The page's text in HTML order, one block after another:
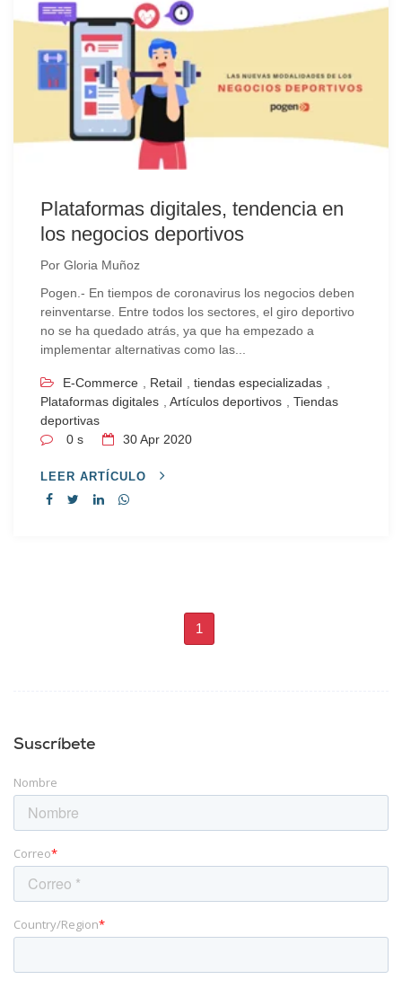
Plataformas digitales, tendencia en
los negocios deportivos
Por Gloria Muñoz
Pogen.- En tiempos de coronavirus los negocios deben
reinventarse. Entre todos los sectores, el giro deportivo
no se ha quedado atrás, ya que ha empezado a
implementar alternativas como las...
E-Commerce Retail tiendas especializadas
Plataformas digitales
Artículos deportivos
Tiendas
deportivas
0 s
30Apr 2020
LEER ARTÍCULO
1
Suscríbete
Nombre
Correo*
Country/Region*